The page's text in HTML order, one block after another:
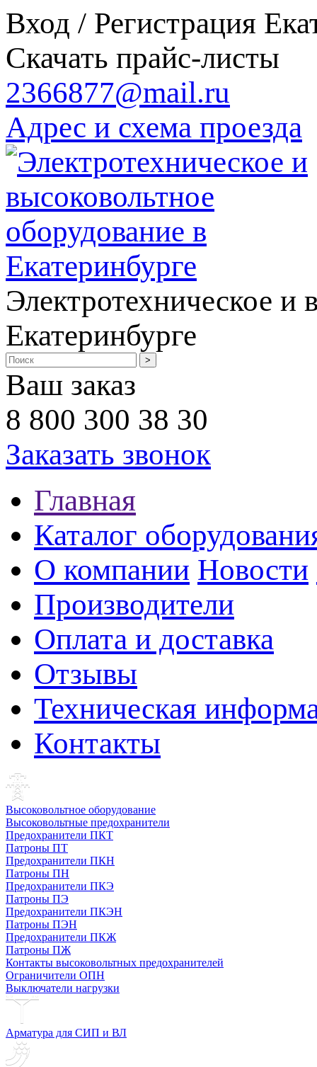
Вход / Регистрация
Скачать прайс-листы
2366877@mail.ru
Адрес и схема проезда
Электротехническое и
Екатеринбурге
Ваш заказ
8 800 300 38 30
Заказать звонок
Главная
Каталог
О компании Новости
Производители
Оплата и доставка
Отзывы
Техническая
Контакты
Высоковольтное оборудование
Высоковольтные предохранители
Предохранители ПКТ
Патроны ПТ
Предохранители ПКН
Патроны ПН
Предохранители ПКЭ
Патроны ПЭ
Предохранители ПКЭН
Патроны ПЭН
Предохранители ПКЖ
Патроны ПЖ
Контакты высоковольтных предохранителей
Ограничители ОПН
Выключатели нагрузки
Арматура для СИП и ВЛ